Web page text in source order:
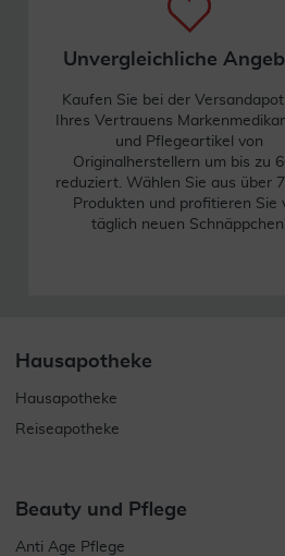
Unvergleichliche
Kaufen Sie bei der
Ihres Vertrauens
und Pflegeartikel von
Originalherstellern um bis zu
reduziert. Wählen Sie aus über
Produkten und profitieren Sie
täglich neuen Schnäppchen!
Hausapotheke
Hausapotheke
Reiseapotheke
Beauty und Pflege
Anti Age Pflege